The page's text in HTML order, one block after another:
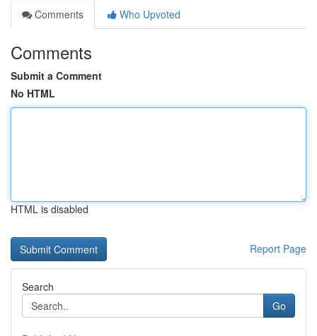
Comments
Who Upvoted
Comments
Submit a Comment
No HTML
HTML is disabled
Report Page
Search
Go